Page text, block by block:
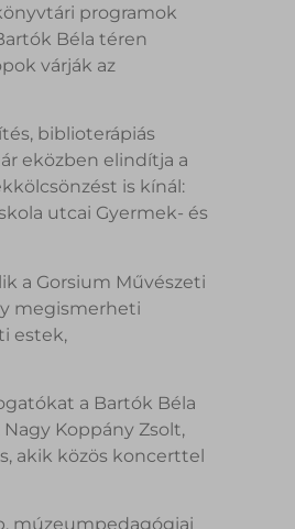
programok
Béla téren
várják az
biblioterápiás
eközben elindítja a
is kínál:
utcai Gyermek- és
a Gorsium Művészeti
megismerheti
estek,
a Bartók Béla
Koppány Zsolt,
akik közös koncerttel
múzeumpedagógiai